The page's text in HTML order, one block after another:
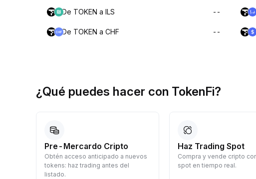
De TOKEN a ILS --
De TOKEN a CHF --
¿Qué puedes hacer con TokenFi?
Pre-Mercardo Cripto
Obtén acceso anticipado a nuevos
tokens: haz trading antes del
listado.
Haz Trading Spot
Compra y vende cripto
spot en tiempo real.